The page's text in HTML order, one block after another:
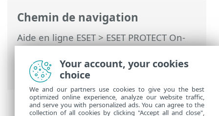
Chemin de navigation
Aide en ligne ESET>ESET PROTECT On-
Prem>Foire aux questions>
Activation/désactivation du test ping sur
l'appliance virtuelle ESET PROTECT
Your account, your cookies
choice
We and our partners use cookies to give you the best
optimized online experience, analyze our website traffic,
and serve you with personalized ads. You can agree to the
collection of all cookies by clicking "Accept all and close",